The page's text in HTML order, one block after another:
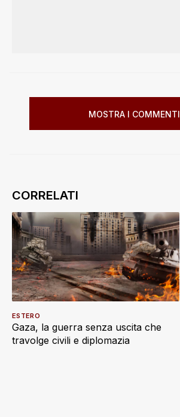
MOSTRA I COMMENTI
Gaza, la guerra senza uscita che
travolge civili e diplomazia
ESTERO